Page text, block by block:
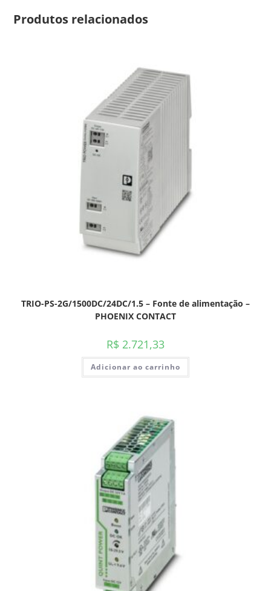
Produtos relacionados
TRIO-PS-2G/1500DC/24DC/1.5 – Fonte de alimentação –
PHOENIX CONTACT
R$ 2.721,33
Adicionar ao carrinho